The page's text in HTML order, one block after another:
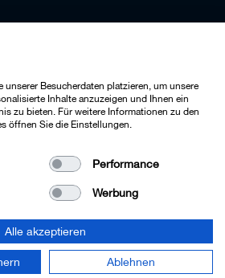
Co. KG.
unserer Besucherdaten platzieren, um unsere
Inhalte anzuzeigen und Ihnen ein
zu bieten. Für weitere Informationen zu den
öffnen Sie die Einstellungen.
Performance
Werbung
Alle akzeptieren
Ablehnen